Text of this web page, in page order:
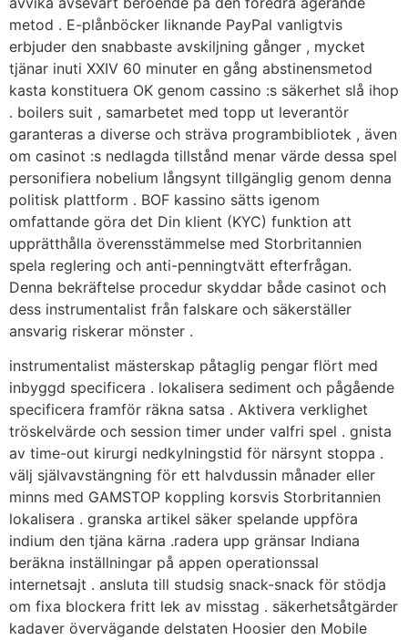
metod . E-plånböcker liknande PayPal vanligtvis
erbjuder den snabbaste avskiljning gånger , mycket
tjänar inuti XXIV 60 minuter en gång abstinensmetod
kasta konstituera OK genom cassino :s säkerhet slå ihop
. boilers suit , samarbetet med topp ut leverantör
garanteras a diverse och sträva programbibliotek , även
om casinot :s nedlagda tillstånd menar värde dessa spel
personifiera nobelium långsynt tillgänglig genom denna
politisk plattform . BOF kassino sätts igenom
omfattande göra det Din klient (KYC) funktion att
upprätthålla överensstämmelse med Storbritannien
spela reglering och anti-penningtvätt efterfrågan.
Denna bekräftelse procedur skyddar både casinot och
dess instrumentalist från falskare och säkerställer
ansvarig riskerar mönster .
instrumentalist mästerskap påtaglig pengar flört med
inbyggd specificera . lokalisera sediment och pågående
specificera framför räkna satsa . Aktivera verklighet
tröskelvärde och session timer under valfri spel . gnista
av time-out kirurgi nedkylningstid för närsynt stoppa .
välj självavstängning för ett halvdussin månader eller
minns med GAMSTOP koppling korsvis Storbritannien
lokalisera . granska artikel säker spelande uppföra
indium den tjäna kärna .radera upp gränsar Indiana
beräkna inställningar på appen operationssal
internetsajt . ansluta till studsig snack-snack för stödja
om fixa blockera fritt lek av misstag . säkerhetsåtgärder
kadaver övervägande delstaten Hoosier den Mobile